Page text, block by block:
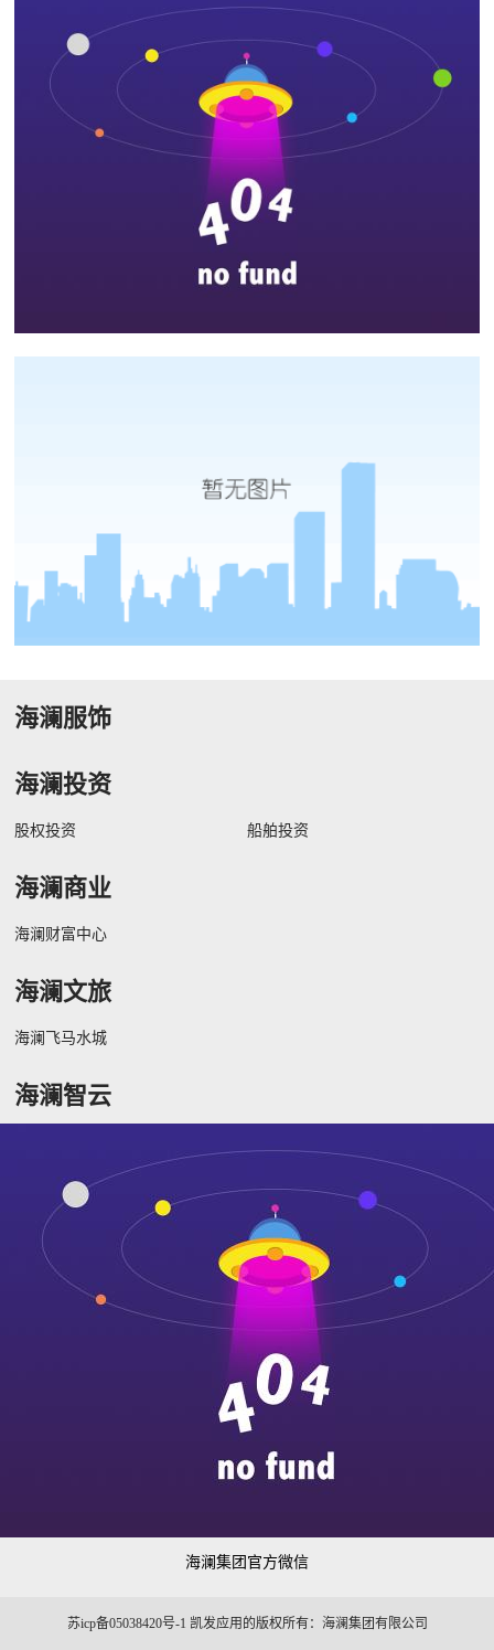
海澜服饰
海澜投资
股权投资 船舶投资
海澜商业
海澜财富中心
海澜文旅
海澜飞马水城
海澜智云
海澜集团官方微信
苏icp备05038420号-1 凯发应用的版权所有：海澜集团有限公司